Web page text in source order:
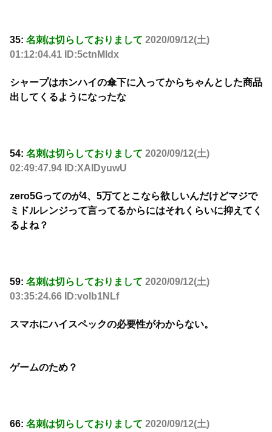
35: 名刺は切らしておりまして 2020/09/12(土)
01:12:04.41 ID:5ctnMldx
シャープはホンハイの傘下に入ってからちゃんとした商品
出してくるようになったな
54: 名刺は切らしておりまして 2020/09/12(土)
02:49:47.94 ID:XAlDyuwU
zero5Gってのが4、5万てとこなら欲しいんだけどマジで
ミドルレンジって言ってるからにはそれくらいに抑えてく
るよね？
59: 名刺は切らしておりまして 2020/09/12(土)
03:35:24.66 ID:volb1NLf
スマホにハイスペックの必要性がわからない。
ゲームのため？
66: 名刺は切らしておりまして 2020/09/12(土)